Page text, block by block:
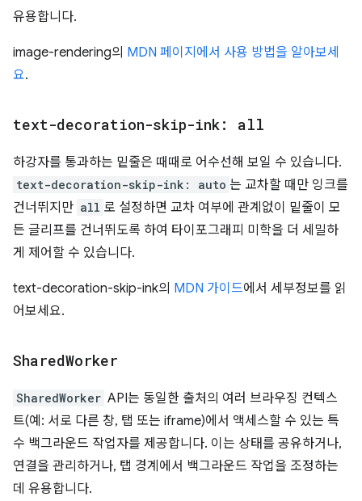
유용합니다.
image-rendering의 MDN 페이지에서 사용 방법을 알아보세
요.
text-decoration-skip-ink: all
하강자를 통과하는 밑줄은 때때로 어수선해 보일 수 있습니다.
text-decoration-skip-ink: auto 는 교차할 때만 잉크를
건너뛰지만 all 로 설정하면 교차 여부에 관계없이 밑줄이 모
든 글리프를 건너뛰도록 하여 타이포그래피 미학을 더 세밀하
게 제어할 수 있습니다.
text-decoration-skip-ink의 MDN 가이드에서 세부정보를 읽
어보세요.
SharedWorker
SharedWorker API는 동일한 출처의 여러 브라우징 컨텍스
트(예: 서로 다른 창, 탭 또는 iframe)에서 액세스할 수 있는 특
수 백그라운드 작업자를 제공합니다. 이는 상태를 공유하거나,
연결을 관리하거나, 탭 경계에서 백그라운드 작업을 조정하는
데 유용합니다.